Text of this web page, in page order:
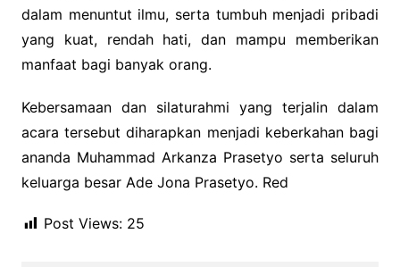
dalam menuntut ilmu, serta tumbuh menjadi pribadi
yang kuat, rendah hati, dan mampu memberikan
manfaat bagi banyak orang.
Kebersamaan dan silaturahmi yang terjalin dalam
acara tersebut diharapkan menjadi keberkahan bagi
ananda Muhammad Arkanza Prasetyo serta seluruh
keluarga besar Ade Jona Prasetyo. Red
Post Views: 25